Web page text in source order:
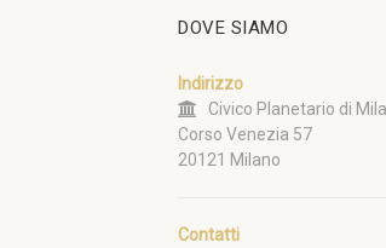
DOVE SIAMO
Indirizzo
Civico Planetario di
Corso Venezia 57
20121 Milano
Contatti